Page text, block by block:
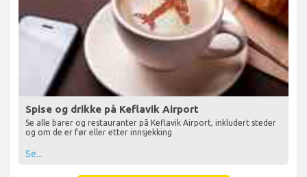
Spise og drikke på Keflavik Airport
Se alle barer og restauranter på Keflavik Airport, inkludert steder
og om de er før eller etter innsjekking
Se...